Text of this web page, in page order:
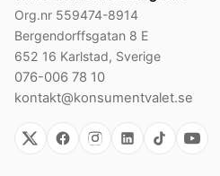
Org.nr 559474-8914
Bergendorffsgatan 8 E
652 16 Karlstad, Sverige
076-006 78 10
kontakt@konsumentvalet.se